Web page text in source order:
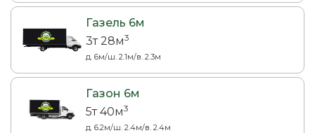
Газель 6м
3т 28м3
д. 6м/ш. 2.1м/в. 2.3м
Газон 6м
5т 40м3
д. 6.2м/ш. 2.4м/в. 2.4м